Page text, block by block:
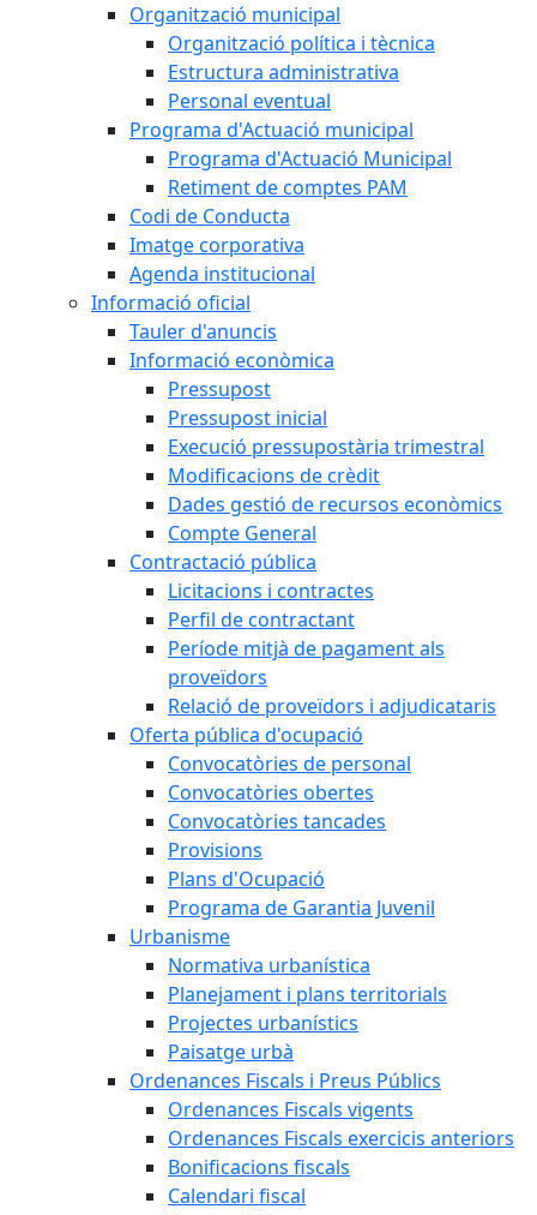
Organització municipal
Organització política i tècnica
Estructura administrativa
Personal eventual
Programa d'Actuació municipal
Programa d'Actuació Municipal
Retiment de comptes PAM
Codi de Conducta
Imatge corporativa
Agenda institucional
Informació oficial
Tauler d'anuncis
Informació econòmica
Pressupost
Pressupost inicial
Execució pressupostària trimestral
Modificacions de crèdit
Dades gestió de recursos econòmics
Compte General
Contractació pública
Licitacions i contractes
Perfil de contractant
Període mitjà de pagament als
proveïdors
Relació de proveïdors i adjudicataris
Oferta pública d'ocupació
Convocatòries de personal
Convocatòries obertes
Convocatòries tancades
Provisions
Plans d'Ocupació
Programa de Garantia Juvenil
Urbanisme
Normativa urbanística
Planejament i plans territorials
Projectes urbanístics
Paisatge urbà
Ordenances Fiscals i Preus Públics
Ordenances Fiscals vigents
Ordenances Fiscals exercicis anteriors
Bonificacions fiscals
Calendari fiscal